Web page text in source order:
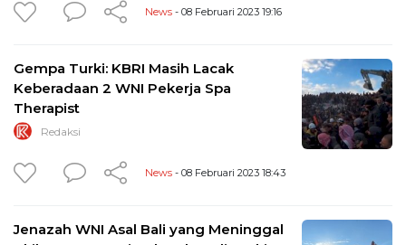
News - 08 Februari 2023 19:16
Gempa Turki: KBRI Masih Lacak
Keberadaan 2 WNI Pekerja Spa
Therapist
Redaksi
News - 08 Februari 2023 18:43
Jenazah WNI Asal Bali yang Meninggal